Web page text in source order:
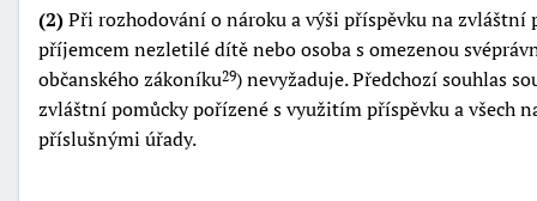
(2)Při rozhodování o nároku a výši příspěvku na zvláštní
příjemcem nezletilé dítě nebo osoba s omezenou
občanského zákoníku29) nevyžaduje. Předchozí souhlas
zvláštní pomůcky pořízené s využitím příspěvku a všech
příslušnými úřady.